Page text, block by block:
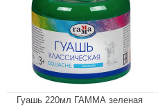
Гуашь 220мл ГАММА зеленая